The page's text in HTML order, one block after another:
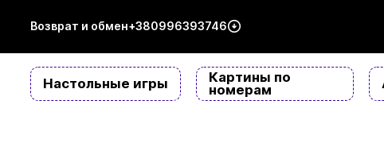
Возврат и обмен+380996393746
Настольные игры
Картины по
номерам